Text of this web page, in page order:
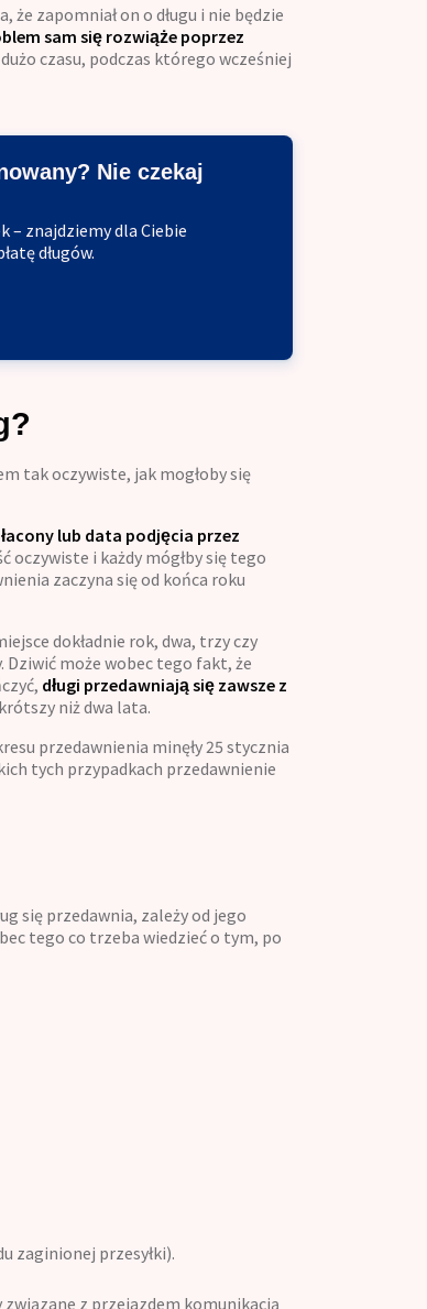
zapomniał on o długu i nie będzie
sam się rozwiąże poprzez
czasu, podczas którego wcześniej
Nie czekaj
– znajdziemy dla Ciebie
długów.
tak oczywiste, jak mogłoby się
lub data podjęcia przez
oczywiste i każdy mógłby się tego
zaczyna się od końca roku
dokładnie rok, dwa, trzy czy
Dziwić może wobec tego fakt, że
długi przedawniają się zawsze z
niż dwa lata.
przedawnienia minęły 25 stycznia
tych przypadkach przedawnienie
się przedawnia, zależy od jego
tego co trzeba wiedzieć o tym, po
zaginionej przesyłki).
z przejazdem komunikacją